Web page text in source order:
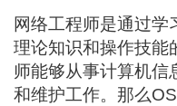
网络工程师是通过学
理论知识和操作技能
师能够从事计算机信
和维护工作。那么